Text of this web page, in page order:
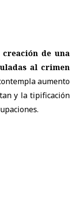
creación de una
al crimen
aumento
y la tipificación